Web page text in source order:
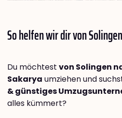
So helfen wir dir von
Du möchtest von Solingen
Sakarya umziehen und
& günstiges
alles kümmert?